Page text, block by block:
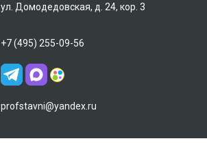
ул. Домодедовская, д. 24, кор. 3
+7 (495) 255-09-56
profstavni@yandex.ru